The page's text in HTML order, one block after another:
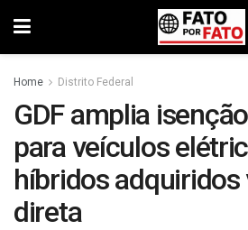
Home Distrito Federal
GDF amplia
para veículos
híbridos adquiridos
direta